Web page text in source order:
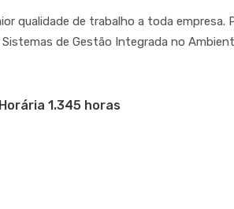
qualidade de trabalho a toda empresa.
de Gestão Integrada no
1.345 horas